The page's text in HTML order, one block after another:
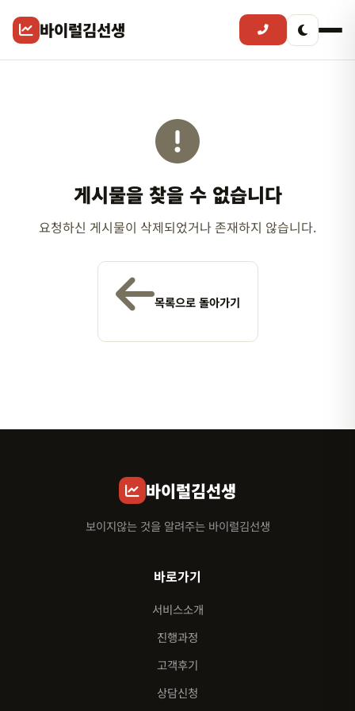
바이럴김선생
게시물을 찾을 수 없습니다
요청하신 게시물이 삭제되었거나 존재하지 않습니다.
목록으로 돌아가기
바이럴김선생
보이지않는 것을 알려주는 바이럴김선생
바로가기
서비스소개
진행과정
고객후기
상담신청